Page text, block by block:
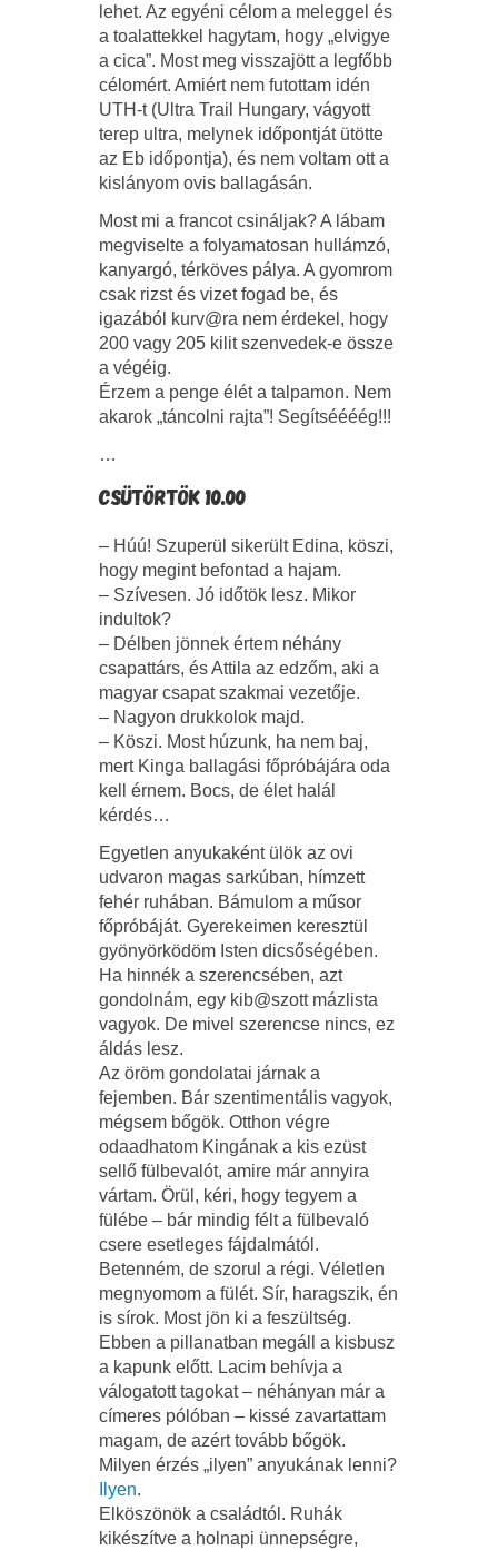
lehet. Az egyéni célom a meleggel és
a toalattekkel hagytam, hogy „elvigye
a cica”. Most meg visszajött a legfőbb
célomért. Amiért nem futottam idén
UTH-t (Ultra Trail Hungary, vágyott
terep ultra, melynek időpontját ütötte
az Eb időpontja), és nem voltam ott a
kislányom ovis ballagásán.
Most mi a francot csináljak? A lábam
megviselte a folyamatosan hullámzó,
kanyargó, térköves pálya. A gyomrom
csak rizst és vizet fogad be, és
igazából kurv@ra nem érdekel, hogy
200 vagy 205 kilit szenvedek-e össze
a végéig.
Érzem a penge élét a talpamon. Nem
akarok „táncolni rajta”! Segítséééég!!!
…
CSÜTÖRTÖK 10.00
– Húú! Szuperül sikerült Edina, köszi,
hogy megint befontad a hajam.
– Szívesen. Jó időtök lesz. Mikor
indultok?
– Délben jönnek értem néhány
csapattárs, és Attila az edzőm, aki a
magyar csapat szakmai vezetője.
– Nagyon drukkolok majd.
– Köszi. Most húzunk, ha nem baj,
mert Kinga ballagási főpróbájára oda
kell érnem. Bocs, de élet halál
kérdés…
Egyetlen anyukaként ülök az ovi
udvaron magas sarkúban, hímzett
fehér ruhában. Bámulom a műsor
főpróbáját. Gyerekeimen keresztül
gyönyörködöm Isten dicsőségében.
Ha hinnék a szerencsében, azt
gondolnám, egy kib@szott mázlista
vagyok. De mivel szerencse nincs, ez
áldás lesz.
Az öröm gondolatai járnak a
fejemben. Bár szentimentális vagyok,
mégsem bőgök. Otthon végre
odaadhatom Kingának a kis ezüst
sellő fülbevalót, amire már annyira
vártam. Örül, kéri, hogy tegyem a
fülébe – bár mindig félt a fülbevaló
csere esetleges fájdalmától.
Betenném, de szorul a régi. Véletlen
megnyomom a fülét. Sír, haragszik, én
is sírok. Most jön ki a feszültség.
Ebben a pillanatban megáll a kisbusz
a kapunk előtt. Lacim behívja a
válogatott tagokat – néhányan már a
címeres pólóban – kissé zavartattam
magam, de azért tovább bőgök.
Milyen érzés „ilyen” anyukának lenni?
Ilyen.
Elköszönök a családtól. Ruhák
kikészítve a holnapi ünnepségre,